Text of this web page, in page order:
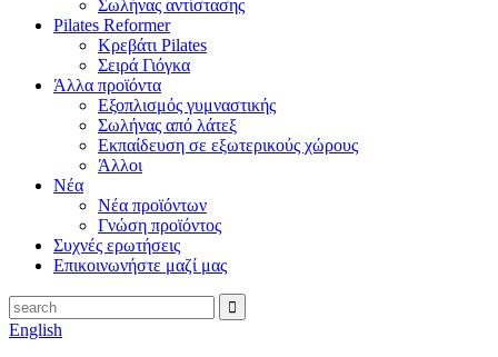
Σωλήνας αντίστασης
Pilates Reformer
Κρεβάτι Pilates
Σειρά Γιόγκα
Άλλα προϊόντα
Εξοπλισμός γυμναστικής
Σωλήνας από λάτεξ
Εκπαίδευση σε εξωτερικούς χώρους
Άλλοι
Νέα
Νέα προϊόντων
Γνώση προϊόντος
Συχνές ερωτήσεις
Επικοινωνήστε μαζί μας
English